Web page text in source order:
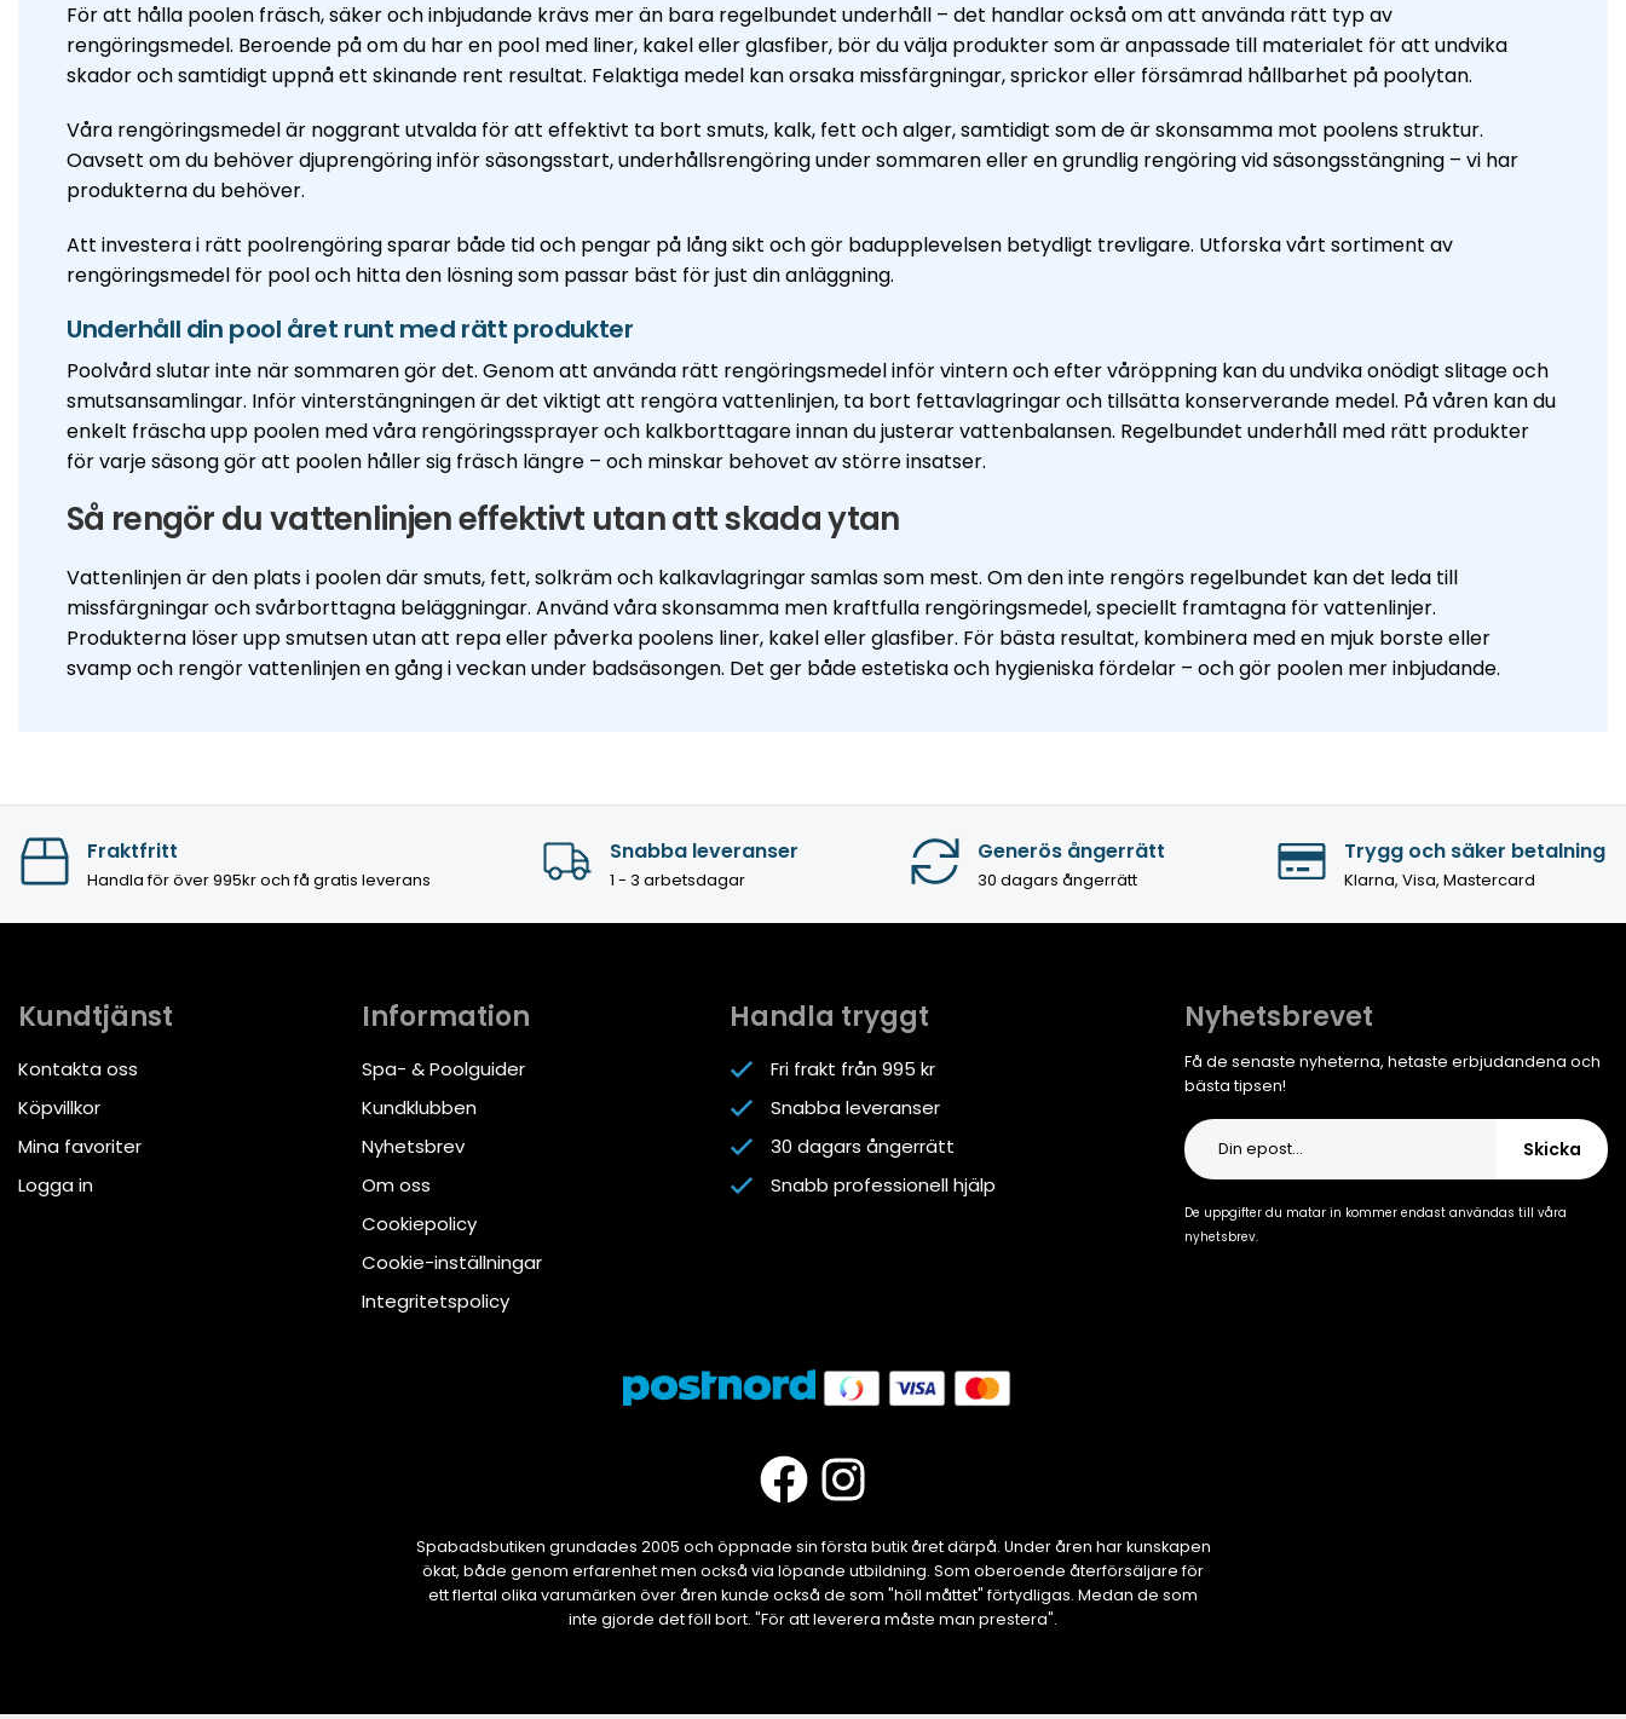
För att hålla poolen fräsch, säker och inbjudande krävs mer än bara regelbundet underhåll – det handlar också om att använda rätt typ av
rengöringsmedel. Beroende på om du har en pool med liner, kakel eller glasfiber, bör du välja produkter som är anpassade till materialet för att undvika
skador och samtidigt uppnå ett skinande rent resultat. Felaktiga medel kan orsaka missfärgningar, sprickor eller försämrad hållbarhet på poolytan.
Våra rengöringsmedel är noggrant utvalda för att effektivt ta bort smuts, kalk, fett och alger, samtidigt som de är skonsamma mot poolens struktur.
Oavsett om du behöver djuprengöring inför säsongsstart, underhållsrengöring under sommaren eller en grundlig rengöring vid säsongsstängning – vi har
produkterna du behöver.
Att investera i rätt poolrengöring sparar både tid och pengar på lång sikt och gör badupplevelsen betydligt trevligare. Utforska vårt sortiment av
rengöringsmedel för pool och hitta den lösning som passar bäst för just din anläggning.
Underhåll din pool året runt med rätt produkter
Poolvård slutar inte när sommaren gör det. Genom att använda rätt rengöringsmedel inför vintern och efter våröppning kan du undvika onödigt slitage och
smutsansamlingar. Inför vinterstängningen är det viktigt att rengöra vattenlinjen, ta bort fettavlagringar och tillsätta konserverande medel. På våren kan du
enkelt fräscha upp poolen med våra rengöringssprayer och kalkborttagare innan du justerar vattenbalansen. Regelbundet underhåll med rätt produkter
för varje säsong gör att poolen håller sig fräsch längre – och minskar behovet av större insatser.
Så rengör du vattenlinjen effektivt utan att skada ytan
Vattenlinjen är den plats i poolen där smuts, fett, solkräm och kalkavlagringar samlas som mest. Om den inte rengörs regelbundet kan det leda till
missfärgningar och svårborttagna beläggningar. Använd våra skonsamma men kraftfulla rengöringsmedel, speciellt framtagna för vattenlinjer.
Produkterna löser upp smutsen utan att repa eller påverka poolens liner, kakel eller glasfiber. För bästa resultat, kombinera med en mjuk borste eller
svamp och rengör vattenlinjen en gång i veckan under badsäsongen. Det ger både estetiska och hygieniska fördelar – och gör poolen mer inbjudande.
Fraktfritt
Handla för över 995kr och få gratis leverans
Snabba leveranser
1 - 3 arbetsdagar
Generös ångerrätt
30 dagars ångerrätt
Trygg och säker betalning
Klarna, Visa, Mastercard
Kundtjänst
Kontakta oss
Köpvillkor
Mina favoriter
Logga in
Information
Spa- & Poolguider
Kundklubben
Nyhetsbrev
Om oss
Cookiepolicy
Cookie-inställningar
Integritetspolicy
Handla tryggt
Fri frakt från 995 kr
Snabba leveranser
30 dagars ångerrätt
Snabb professionell hjälp
Nyhetsbrevet
Få de senaste nyheterna, hetaste erbjudandena och
bästa tipsen!
Skicka
De uppgifter du matar in kommer endast användas till våra
nyhetsbrev.
Spabadsbutiken grundades 2005 och öppnade sin första butik året därpå. Under åren har kunskapen
ökat, både genom erfarenhet men också via löpande utbildning. Som oberoende återförsäljare för
ett flertal olika varumärken över åren kunde också de som "höll måttet" förtydligas. Medan de som
inte gjorde det föll bort. "För att leverera måste man prestera".